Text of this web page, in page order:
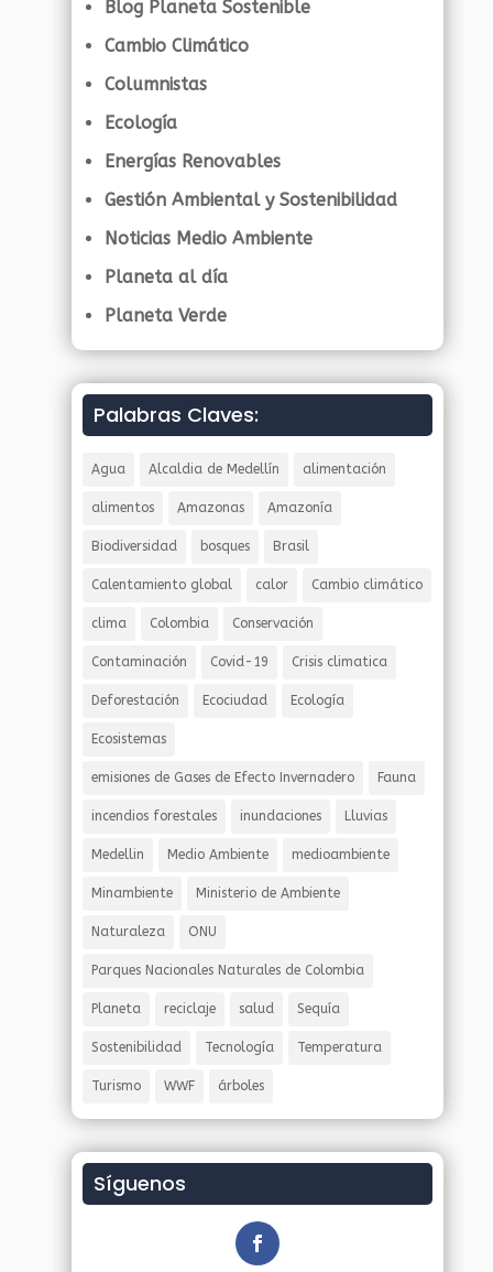
Blog Planeta Sostenible
Cambio Climático
Columnistas
Ecología
Energías Renovables
Gestión Ambiental y Sostenibilidad
Noticias Medio Ambiente
Planeta al día
Planeta Verde
Palabras Claves:
Agua Alcaldia de Medellín alimentación
alimentos Amazonas Amazonía
Biodiversidad bosques Brasil
Calentamiento global calor Cambio climático
clima Colombia Conservación
Contaminación Covid-19 Crisis climatica
Deforestación Ecociudad Ecología
Ecosistemas
emisiones de Gases de Efecto Invernadero Fauna
incendios forestales inundaciones Lluvias
Medellin Medio Ambiente medioambiente
Minambiente Ministerio de Ambiente
Naturaleza ONU
Parques Nacionales Naturales de Colombia
Planeta reciclaje salud Sequía
Sostenibilidad Tecnología Temperatura
Turismo WWF árboles
Síguenos